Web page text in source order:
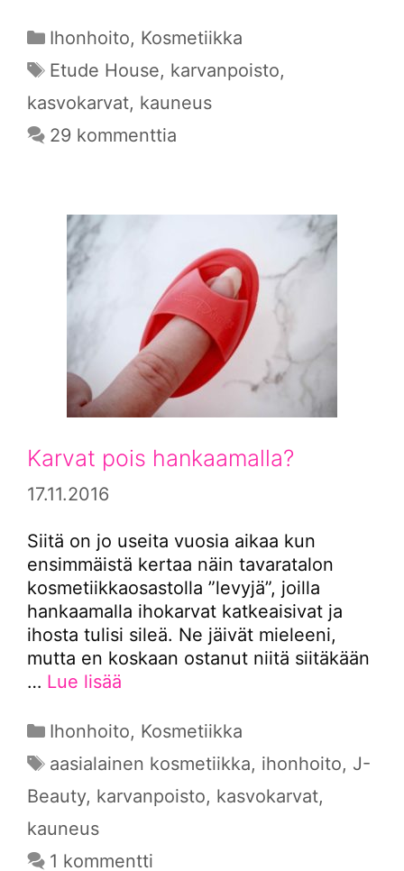
Kategoriat
Ihonhoito, Kosmetiikka
Avainsanat
Etude House, karvanpoisto,
kasvokarvat, kauneus
29 kommenttia
Karvat pois hankaamalla?
17.11.2016
Siitä on jo useita vuosia aikaa kun
ensimmäistä kertaa näin tavaratalon
kosmetiikkaosastolla ”levyjä”, joilla
hankaamalla ihokarvat katkeaisivat ja
ihosta tulisi sileä. Ne jäivät mieleeni,
mutta en koskaan ostanut niitä siitäkään
… Lue lisää
Kategoriat
Ihonhoito, Kosmetiikka
Avainsanat
aasialainen kosmetiikka, ihonhoito, J-
Beauty, karvanpoisto, kasvokarvat,
kauneus
1 kommentti